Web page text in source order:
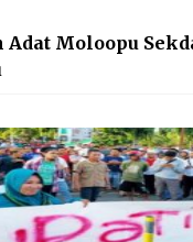
Adat Moloopu